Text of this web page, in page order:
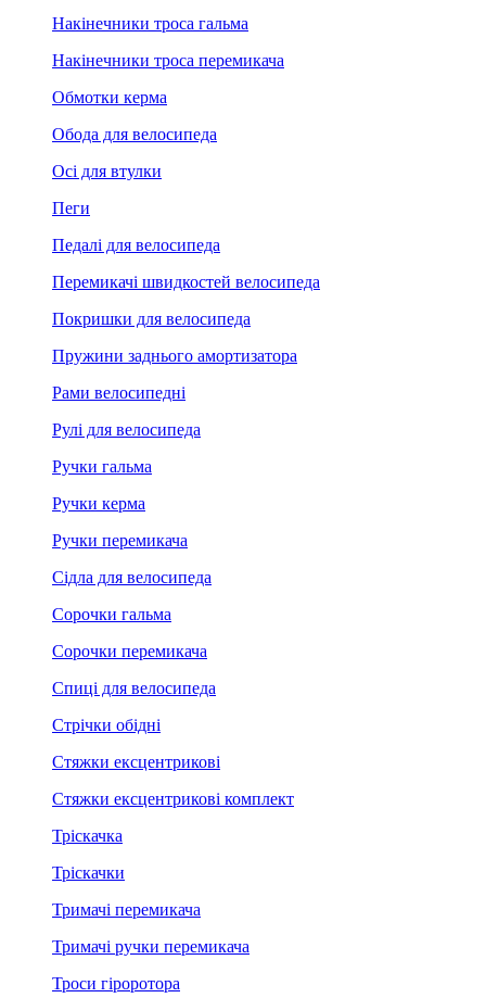
Накінечники троса гальма
Накінечники троса перемикача
Обмотки керма
Обода для велосипеда
Осі для втулки
Пеги
Педалі для велосипеда
Перемикачі швидкостей велосипеда
Покришки для велосипеда
Пружини заднього амортизатора
Рами велосипедні
Рулі для велосипеда
Ручки гальма
Ручки керма
Ручки перемикача
Сідла для велосипеда
Сорочки гальма
Сорочки перемикача
Спиці для велосипеда
Стрічки обідні
Стяжки ексцентрикові
Стяжки ексцентрикові комплект
Тріскачка
Тріскачки
Тримачі перемикача
Тримачі ручки перемикача
Троси гіроротора